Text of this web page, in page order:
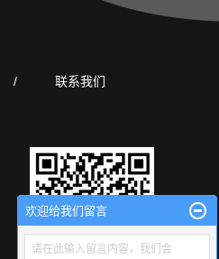
/ 联系我们
欢迎给我们留言
请在此输入留言内容，我们会